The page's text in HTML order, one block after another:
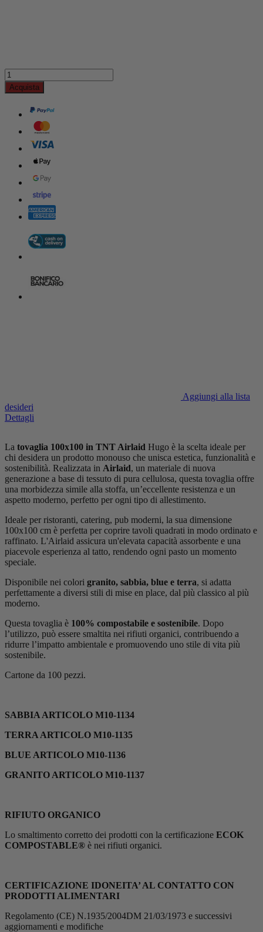
Acquista
Aggiungi alla lista
desideri
Dettagli
La tovaglia 100x100 in TNT Airlaid Hugo è la scelta ideale per
chi desidera un prodotto monouso che unisca estetica, funzionalità e
sostenibilità. Realizzata in Airlaid, un materiale di nuova
generazione a base di tessuto di pura cellulosa, questa tovaglia offre
una morbidezza simile alla stoffa, un’eccellente resistenza e un
aspetto moderno, perfetto per ogni tipo di allestimento.
Ideale per ristoranti, catering, pub moderni, la sua dimensione
100x100 cm è perfetta per coprire tavoli quadrati in modo ordinato e
raffinato. L'Airlaid assicura un'elevata capacità assorbente e una
piacevole esperienza al tatto, rendendo ogni pasto un momento
speciale.
Disponibile nei colori granito, sabbia, blue e terra, si adatta
perfettamente a diversi stili di mise en place, dal più classico al più
moderno.
Questa tovaglia è 100% compostabile e sostenibile. Dopo
l’utilizzo, può essere smaltita nei rifiuti organici, contribuendo a
ridurre l’impatto ambientale e promuovendo uno stile di vita più
sostenibile.
Cartone da 100 pezzi.
SABBIA ARTICOLO M10-1134
TERRA ARTICOLO M10-1135
BLUE ARTICOLO M10-1136
GRANITO ARTICOLO M10-1137
RIFIUTO ORGANICO
Lo smaltimento corretto dei prodotti con la certificazione ECOK
COMPOSTABLE® è nei rifiuti organici.
CERTIFICAZIONE IDONEITA’ AL CONTATTO CON
PRODOTTI ALIMENTARI
Regolamento (CE) N.1935/2004DM 21/03/1973 e successivi
aggiornamenti e modifiche